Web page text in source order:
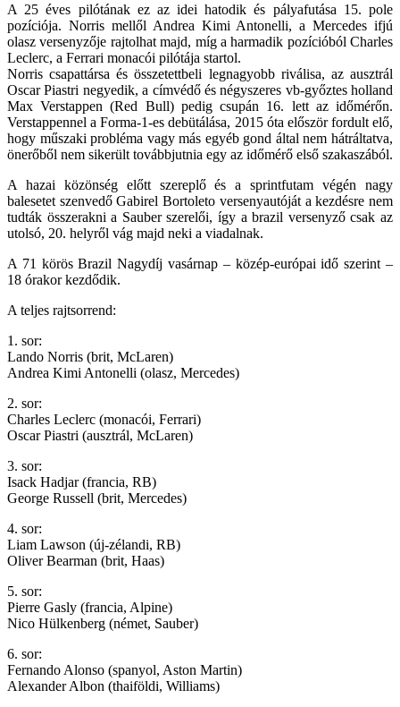
A 25 éves pilótának ez az idei hatodik és pályafutása 15. pole
pozíciója. Norris mellől Andrea Kimi Antonelli, a Mercedes ifjú
olasz versenyzője rajtolhat majd, míg a harmadik pozícióból Charles
Leclerc, a Ferrari monacói pilótája startol.
Norris csapattársa és összetettbeli legnagyobb riválisa, az ausztrál
Oscar Piastri negyedik, a címvédő és négyszeres vb-győztes holland
Max Verstappen (Red Bull) pedig csupán 16. lett az időmérőn.
Verstappennel a Forma-1-es debütálása, 2015 óta először fordult elő,
hogy műszaki probléma vagy más egyéb gond által nem hátráltatva,
önerőből nem sikerült továbbjutnia egy az időmérő első szakaszából.
A hazai közönség előtt szereplő és a sprintfutam végén nagy
balesetet szenvedő Gabirel Bortoleto versenyautóját a kezdésre nem
tudták összerakni a Sauber szerelői, így a brazil versenyző csak az
utolsó, 20. helyről vág majd neki a viadalnak.
A 71 körös Brazil Nagydíj vasárnap – közép-európai idő szerint –
18 órakor kezdődik.
A teljes rajtsorrend:
1. sor:
Lando Norris (brit, McLaren)
Andrea Kimi Antonelli (olasz, Mercedes)
2. sor:
Charles Leclerc (monacói, Ferrari)
Oscar Piastri (ausztrál, McLaren)
3. sor:
Isack Hadjar (francia, RB)
George Russell (brit, Mercedes)
4. sor:
Liam Lawson (új-zélandi, RB)
Oliver Bearman (brit, Haas)
5. sor:
Pierre Gasly (francia, Alpine)
Nico Hülkenberg (német, Sauber)
6. sor:
Fernando Alonso (spanyol, Aston Martin)
Alexander Albon (thaiföldi, Williams)